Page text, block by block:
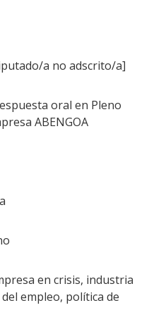
a no adscrito/a]
oral en Pleno
ABENGOA
en crisis, industria
empleo, política de